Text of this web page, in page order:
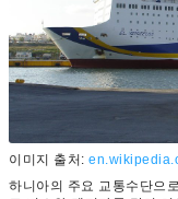
이미지 출처:
하니아의 주요 교통수단으